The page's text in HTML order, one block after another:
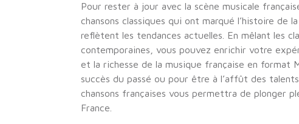
Pour rester à jour avec la scène musicale
chansons classiques qui ont marqué l’histoire de
reflètent les tendances actuelles. En mêlant les
contemporaines, vous pouvez enrichir votre
et la richesse de la musique française en format
succès du passé ou pour être à l’affût des
chansons françaises vous permettra de plonger
France.